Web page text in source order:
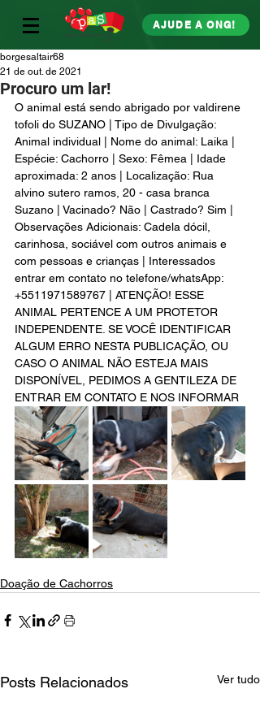
AJUDE A ONG!
Procuro um lar!
borgesaltair68
21 de out. de 2021
O animal está sendo abrigado por valdirene
tofoli do SUZANO | Tipo de Divulgação:
Animal individual | Nome do animal: Laika |
Espécie: Cachorro | Sexo: Fêmea | Idade
aproximada: 2 anos | Localização: Rua
alvino sutero ramos, 20 - casa branca
Suzano | Vacinado? Não | Castrado? Sim |
Observações Adicionais: Cadela dócil,
carinhosa, sociável com outros animais e
com pessoas e crianças | Interessados
entrar em contato no telefone/whatsApp:
+5511971589767 | ATENÇÃO! ESSE
ANIMAL PERTENCE A UM PROTETOR
INDEPENDENTE. SE VOCÊ IDENTIFICAR
ALGUM ERRO NESTA PUBLICAÇÃO, OU
CASO O ANIMAL NÃO ESTEJA MAIS
DISPONÍVEL, PEDIMOS A GENTILEZA DE
ENTRAR EM CONTATO E NOS INFORMAR
Doação de Cachorros
Posts Relacionados Ver tudo